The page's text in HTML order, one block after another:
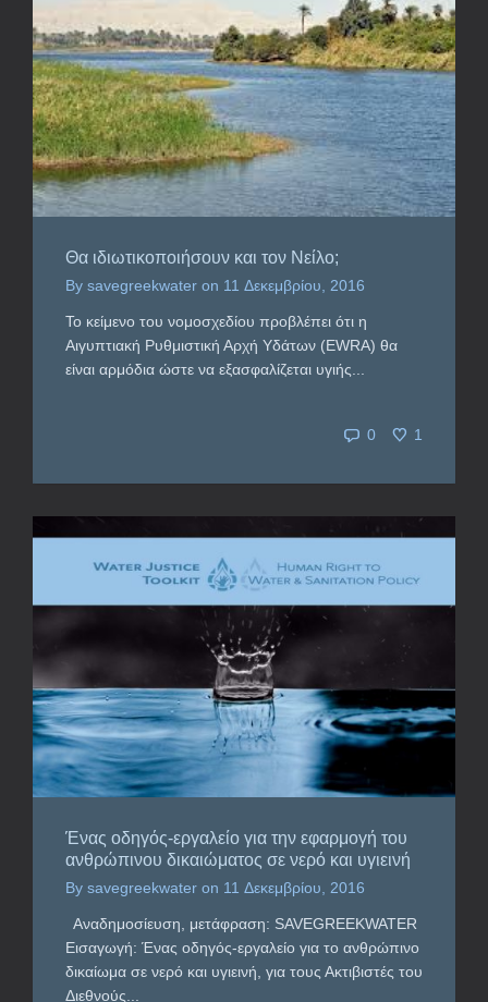
Θα ιδιωτικοποιήσουν και τον Νείλο;
By savegreekwater on 11 Δεκεμβρίου, 2016
Το κείμενο του νομοσχεδίου προβλέπει ότι η
Αιγυπτιακή Ρυθμιστική Αρχή Υδάτων (EWRA) θα
είναι αρμόδια ώστε να εξασφαλίζεται υγιής...
0 1
Ένας οδηγός-εργαλείο για την εφαρμογή του
ανθρώπινου δικαιώματος σε νερό και υγιεινή
By savegreekwater on 11 Δεκεμβρίου, 2016
Αναδημοσίευση, μετάφραση: SAVEGREEKWATER
Εισαγωγή: Ένας οδηγός-εργαλείο για το ανθρώπινο
δικαίωμα σε νερό και υγιεινή, για τους Ακτιβιστές του
Διεθνούς...